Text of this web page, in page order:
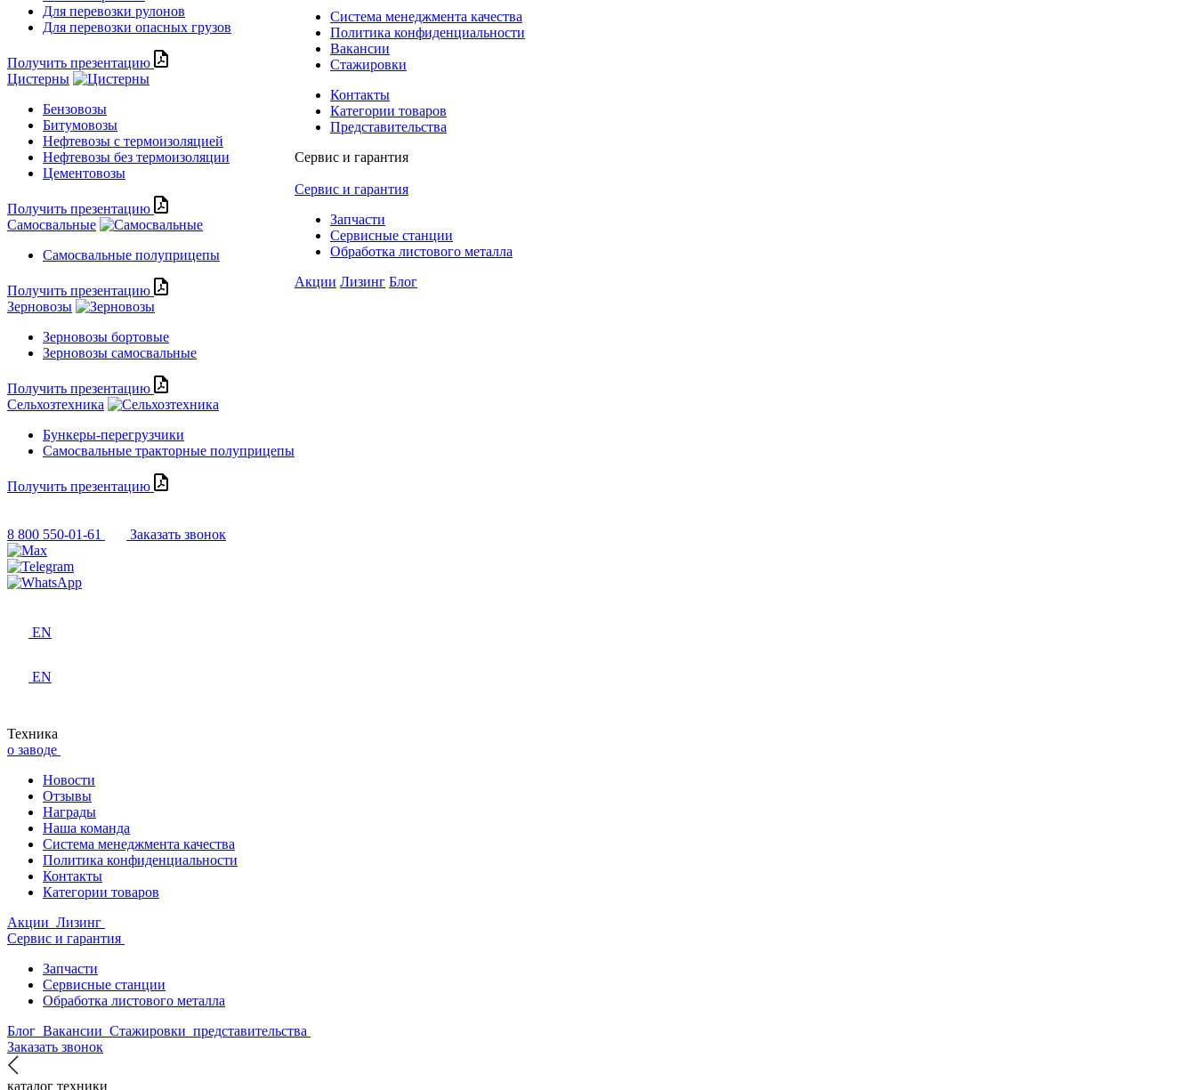
Для перевозки рулонов
Для перевозки опасных грузов
Получить презентацию
Цистерны
Бензовозы
Битумовозы
Нефтевозы с термоизоляцией
Нефтевозы без термоизоляции
Цементовозы
Получить презентацию
Самосвальные
Самосвальные полуприцепы
Получить презентацию
Зерновозы
Зерновозы бортовые
Зерновозы самосвальные
Получить презентацию
Сельхозтехника
Бункеры-перегрузчики
Самосвальные тракторные полуприцепы
Получить презентацию
Система менеджмента качества
Политика конфиденциальности
Вакансии
Стажировки
Контакты
Категории товаров
Представительства
Сервис и гарантия
Сервис и гарантия
Запчасти
Сервисные станции
Обработка листового металла
Акции Лизинг Блог
8 800 550-01-61 Заказать звонок
EN
EN
Техника
о заводе
Новости
Отзывы
Награды
Наша команда
Система менеджмента качества
Политика конфиденциальности
Контакты
Категории товаров
Акции Лизинг
Сервис и гарантия
Запчасти
Сервисные станции
Обработка листового металла
Блог Вакансии Стажировки представительства
Заказать звонок
каталог техники